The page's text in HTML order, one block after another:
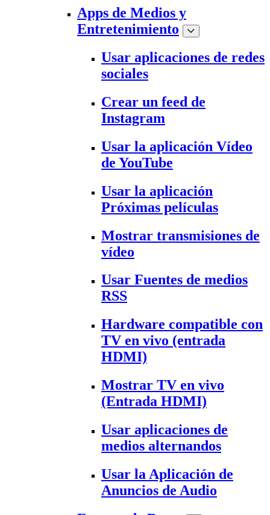
Apps de Medios y
Entretenimiento
Usar aplicaciones de redes
sociales
Crear un feed de
Instagram
Usar la aplicación Vídeo
de YouTube
Usar la aplicación
Próximas películas
Mostrar transmisiones de
vídeo
Usar Fuentes de medios
RSS
Hardware compatible con
TV en vivo (entrada
HDMI)
Mostrar TV en vivo
(Entrada HDMI)
Usar aplicaciones de
medios alternandos
Usar la Aplicación de
Anuncios de Audio